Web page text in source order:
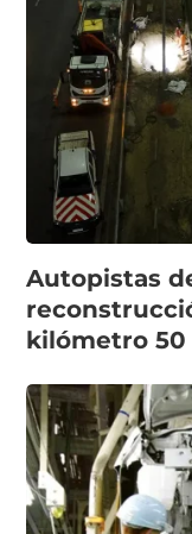
Autopistas
kilómetro 50